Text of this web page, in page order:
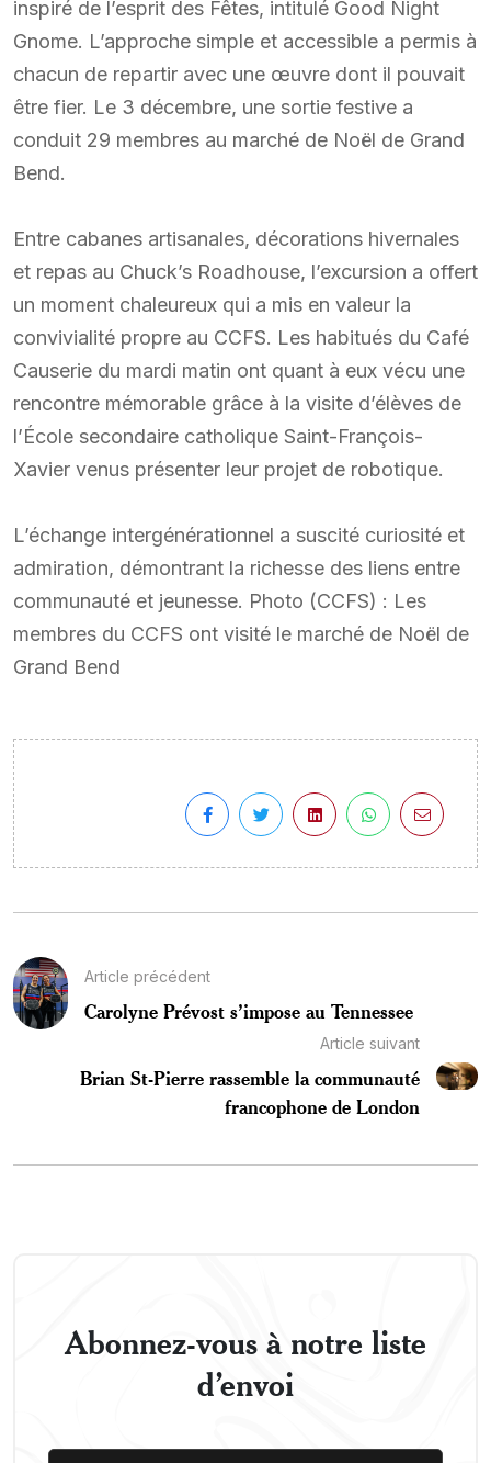
inspiré de l’esprit des Fêtes, intitulé Good Night
Gnome. L’approche simple et accessible a permis à
chacun de repartir avec une œuvre dont il pouvait
être fier. Le 3 décembre, une sortie festive a
conduit 29 membres au marché de Noël de Grand
Bend.
Entre cabanes artisanales, décorations hivernales
et repas au Chuck’s Roadhouse, l’excursion a offert
un moment chaleureux qui a mis en valeur la
convivialité propre au CCFS. Les habitués du Café
Causerie du mardi matin ont quant à eux vécu une
rencontre mémorable grâce à la visite d’élèves de
l’École secondaire catholique Saint-François-
Xavier venus présenter leur projet de robotique.
L’échange intergénérationnel a suscité curiosité et
admiration, démontrant la richesse des liens entre
communauté et jeunesse. Photo (CCFS) : Les
membres du CCFS ont visité le marché de Noël de
Grand Bend
Article précédent
Carolyne Prévost s’impose au Tennessee
Article suivant
Brian St-Pierre rassemble la communauté
francophone de London
Abonnez-vous à notre liste
d’envoi